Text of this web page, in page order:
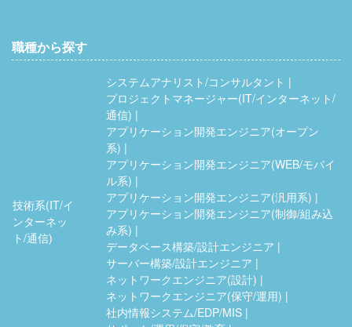
職種から探す
技術系(IT/イ
ンターネッ
ト/通信)
システムアナリスト/コンサルタント
プロジェクトマネージャー(IT/インターネット/
通信)
アプリケーション開発エンジニア(オープン
系)
アプリケーション開発エンジニア(WEB/モバイ
ル系)
アプリケーション開発エンジニア(汎用系)
アプリケーション開発エンジニア(制御/組み込
み系)
データベース構築/設計エンジニア
サーバー構築/設計エンジニア
ネットワークエンジニア(設計)
ネットワークエンジニア(保守/運用)
社内情報システム/EDP/MIS